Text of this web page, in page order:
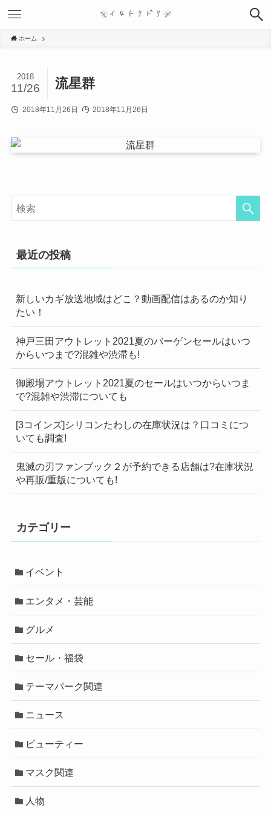
ホーム
流星群
2018
11/26
2018年11月26日 2018年11月26日
最近の投稿
新しいカギ放送地域はどこ？動画配信はあるのか知り
たい！
神戸三田アウトレット2021夏のバーゲンセールはいつ
からいつまで?混雑や渋滞も!
御殿場アウトレット2021夏のセールはいつからいつま
で?混雑や渋滞についても
[3コインズ]シリコンたわしの在庫状況は？口コミにつ
いても調査!
鬼滅の刃ファンブック２が予約できる店舗は?在庫状況
や再販/重版についても!
カテゴリー
イベント
エンタメ・芸能
グルメ
セール・福袋
テーマパーク関連
ニュース
ビューティー
マスク関連
人物